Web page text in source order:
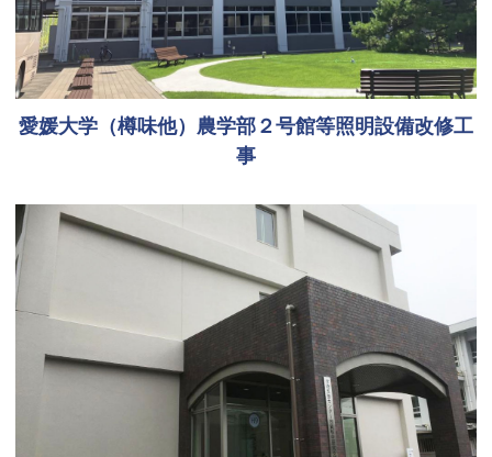
愛媛大学（樽味他）農学部２号館等照明設備改修工
事